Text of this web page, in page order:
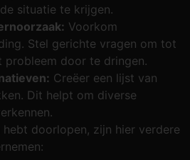
situatie te krijgen.
Voorkom
Stel gerichte vragen om tot
probleem door te dringen.
Creëer een lijst van
Dit helpt om diverse
doorlopen, zijn hier verdere